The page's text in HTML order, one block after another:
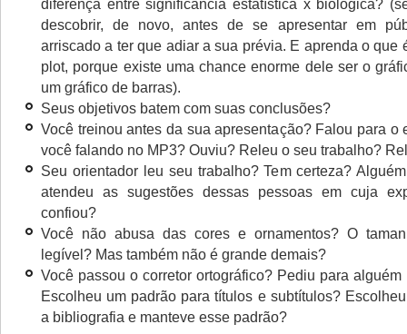
diferença entre significância estatística x biológica?
descobrir, de novo, antes de se apresentar em
arriscado a ter que adiar a sua prévia. E aprenda o que
plot, porque existe uma chance enorme dele ser o
um gráfico de barras).
Seus objetivos batem com suas conclusões?
Você treinou antes da sua apresentação? Falou para o
você falando no MP3? Ouviu? Releu o seu trabalho?
Seu orientador leu seu trabalho? Tem certeza?
atendeu as sugestões dessas pessoas em cuja
confiou?
Você não abusa das cores e ornamentos? O
legível? Mas também não é grande demais?
Você passou o corretor ortográfico? Pediu para
Escolheu um padrão para títulos e subtítulos?
a bibliografia e manteve esse padrão?